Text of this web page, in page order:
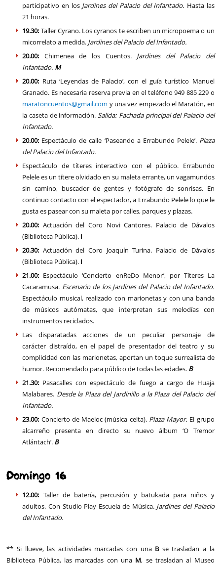
participativo en los Jardines del Palacio del Infantado. Hasta las
21 horas.
19.30: Taller Cyrano. Los cyranos te escriben un micropoema o un
micorrelato a medida. Jardines del Palacio del Infantado.
20.00:
Chimenea de los Cuentos.Jardines del Palacio del
Infantado. M
20.00: Ruta ‘Leyendas de Palacio’, con el guía turístico Manuel
Granado. Es necesaria reserva previa en el teléfono 949 885 229 o
maratoncuentos@gmail.com y una vez empezado el Maratón, en
la caseta de información.Salida: Fachada principal del Palacio del
Infantado.
20.00: Espectáculo de calle ‘Paseando a Errabundo Pelele’. Plaza
del Palacio del Infantado.
Espectáculo de títeres interactivo con el público. Errabundo
Pelele es un títere olvidado en su maleta errante, un vagamundos
sin camino, buscador de gentes y fotógrafo de sonrisas. En
continuo contacto con el espectador, a Errabundo Pelele lo que le
gusta es pasear con su maleta por calles, parques y plazas.
20.00: Actuación del Coro Novi Cantores. Palacio de Dávalos
(Biblioteca Pública). I
20.30: Actuación del Coro Joaquín Turina. Palacio de Dávalos
(Biblioteca Pública). I
21.00: Espectáculo ‘Concierto enReDo Menor’, por Títeres La
Cacaramusa. Escenario de los Jardines del Palacio del Infantado.
Espectáculo musical, realizado con marionetas y con una banda
de músicos autómatas, que interpretan sus melodías con
instrumentos reciclados.
Las disparatadas acciones de un peculiar personaje de
carácter distraído, en el papel de presentador del teatro y su
complicidad con las marionetas, aportan un toque surrealista de
humor. Recomendado para público de todas las edades. B
21.30: Pasacalles con espectáculo de fuego a cargo de Huaja
Malabares. Desde la Plaza del Jardinillo a la Plaza del Palacio del
Infantado.
23.00: Concierto de Maeloc (música celta). Plaza Mayor. El grupo
alcarreño presenta en directo su nuevo álbum ‘O Tremor
Atlántach’. B
Domingo 16
12.00: Taller de batería, percusión y batukada para niños y
adultos. Con Studio Play Escuela de Música. Jardines del Palacio
del Infantado.
** Si llueve, las actividades marcadas con una Bse trasladan a la
Biblioteca Pública, las marcadas con una M, se trasladan al Museo